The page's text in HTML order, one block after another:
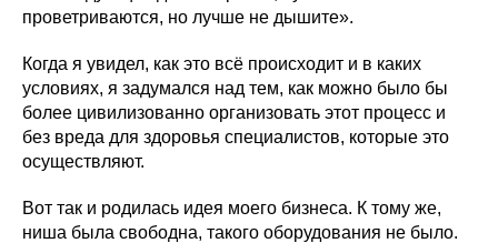
проветриваются, но лучше не дышите».
Когда я увидел, как это всё происходит и в каких
условиях, я задумался над тем, как можно было бы
более цивилизованно организовать этот процесс и
без вреда для здоровья специалистов, которые это
осуществляют.
Вот так и родилась идея моего бизнеса. К тому же,
ниша была свободна, такого оборудования не было.